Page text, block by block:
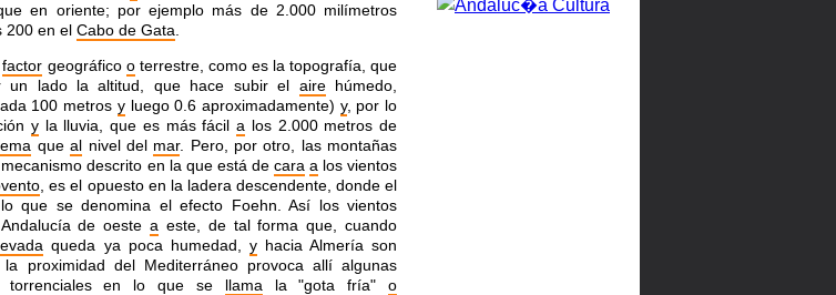
en oriente; por ejemplo más de 2.000 milímetros
200 en el Cabo de Gata
factor geográfico oterrestre, como es la topografía, que
un lado la altitud, que hace subir el airehúmedo,
100 metros yluego 0.6 aproximadamente) y, por lo
yla lluvia, que es más fácila los 2.000 metros de
queal nivel del mar. Pero, por otro, las montañas
descrito en la que está de cara a los vientos
, es el opuesto en la ladera descendente, donde el
que se denomina el efecto Foehn. Así los vientos
de oeste a este, de tal forma que, cuando
queda ya poca humedad, yhacia Almería son
proximidad del Mediterráneo provoca allí algunas
torrenciales en lo que se llama la "gota fría"o